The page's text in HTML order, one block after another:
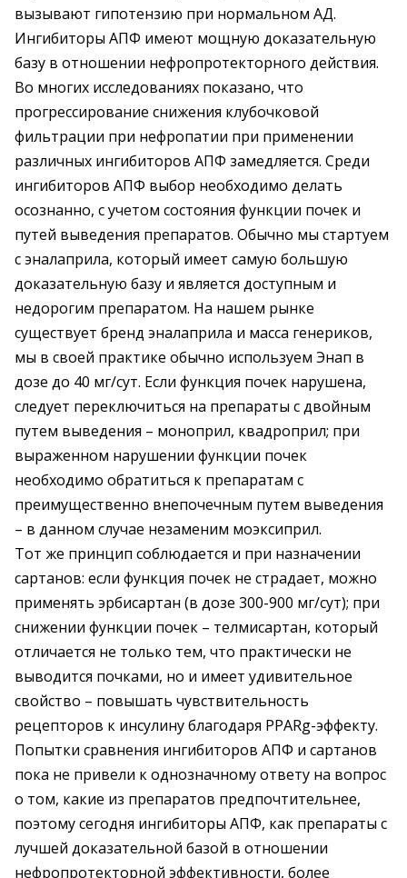
вызывают гипотензию при нормальном АД.
Ингибиторы АПФ имеют мощную доказательную
базу в отношении нефропротекторного действия.
Во многих исследованиях показано, что
прогрессирование снижения клубочковой
фильтрации при нефропатии при применении
различных ингибиторов АПФ замедляется. Среди
ингибиторов АПФ выбор необходимо делать
осознанно, с учетом состояния функции почек и
путей выведения препаратов. Обычно мы стартуем
с эналаприла, который имеет самую большую
доказательную базу и является доступным и
недорогим препаратом. На нашем рынке
существует бренд эналаприла и масса генериков,
мы в своей практике обычно используем Энап в
дозе до 40 мг/сут. Если функция почек нарушена,
следует переключиться на препараты с двойным
путем выведения – моноприл, квадроприл; при
выраженном нарушении функции почек
необходимо обратиться к препаратам с
преимущественно внепочечным путем выведения
– в данном случае незаменим моэксиприл.
Тот же принцип соблюдается и при назначении
сартанов: если функция почек не страдает, можно
применять эрбисартан (в дозе 300-900 мг/сут); при
снижении функции почек – телмисартан, который
отличается не только тем, что практически не
выводится почками, но и имеет удивительное
свойство – повышать чувствительность
рецепторов к инсулину благодаря PPARg-эффекту.
Попытки сравнения ингибиторов АПФ и сартанов
пока не привели к однозначному ответу на вопрос
о том, какие из препаратов предпочтительнее,
поэтому сегодня ингибиторы АПФ, как препараты с
лучшей доказательной базой в отношении
нефропротекторной эффективности, более